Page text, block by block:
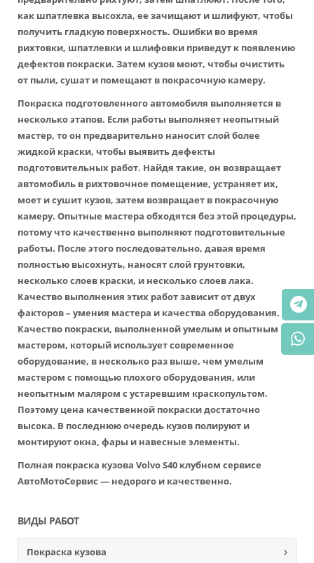
как шпатлевка высохла, ее зачищают и шлифуют, чтобы
получить гладкую поверхность. Ошибки во время
рихтовки, шпатлевки и шлифовки приведут к появлению
дефектов покраски. Затем кузов моют, чтобы очистить
от пыли, сушат и помещают в покрасочную камеру.
Покраска подготовленного автомобиля выполняется в
несколько этапов. Если работы выполняет неопытный
мастер, то он предварительно наносит слой более
жидкой краски, чтобы выявить дефекты
подготовительных работ. Найдя такие, он возвращает
автомобиль в рихтовочное помещение, устраняет их,
моет и сушит кузов, затем возвращает в покрасочную
камеру. Опытные мастера обходятся без этой процедуры,
потому что качественно выполняют подготовительные
работы. После этого последовательно, давая время
полностью высохнуть, наносят слой грунтовки,
несколько слоев краски, и несколько слоев лака.
Качество выполнения этих работ зависит от двух
факторов – умения мастера и качества оборудования.
Качество покраски, выполненной умелым и опытным
мастером, который использует современное
оборудование, в несколько раз выше, чем умелым
мастером с помощью плохого оборудования, или
неопытным маляром с устаревшим краскопультом.
Поэтому цена качественной покраски достаточно
высока. В последнюю очередь кузов полируют и
монтируют окна, фары и навесные элементы.
Полная покраска кузова Volvo S40 клубном сервисе
АвтоМотоСервис — недорого и качественно.
ВИДЫ РАБОТ
Покраска кузова